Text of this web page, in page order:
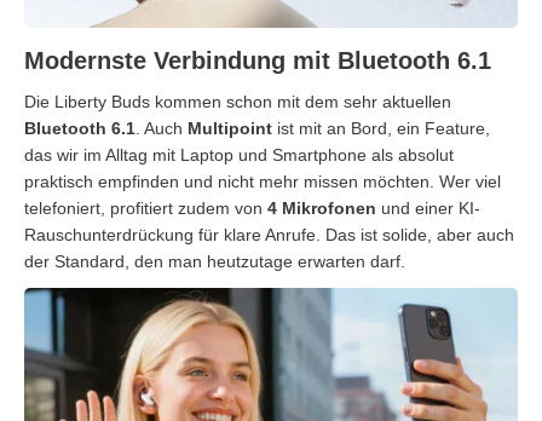
Modernste Verbindung mit Bluetooth 6.1
Die Liberty Buds kommen schon mit dem sehr aktuellen
Bluetooth 6.1 . Auch Multipoint ist mit an Bord, ein Feature,
das wir im Alltag mit Laptop und Smartphone als absolut
praktisch empfinden und nicht mehr missen möchten. Wer viel
telefoniert, profitiert zudem von 4 Mikrofonen und einer KI-
Rauschunterdrückung für klare Anrufe. Das ist solide, aber auch
der Standard, den man heutzutage erwarten darf.